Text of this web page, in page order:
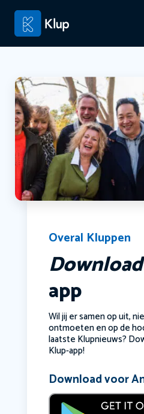
Overal Kluppen
Download
app
Wil jij er samen op uit,
ontmoeten en op de
laatste Klupnieuws?
Klup-app!
Download voor